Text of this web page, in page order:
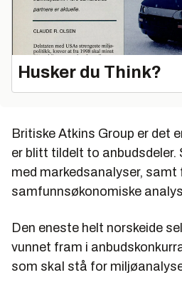
Husker du Think?
Britiske Atkins Group er det
er blitt tildelt to anbudsdeler.
med markedsanalyser, samt
samfunnsøkonomiske
Den eneste helt norskeide
vunnet fram i
som skal stå for